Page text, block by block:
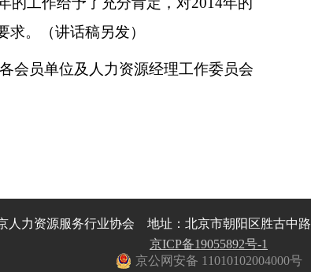
。（讲话稿另发）
会员单位及人力资源经理工作委员会
人力资源服务行业协会 地址：北京市朝阳区胜古中
京ICP备19055892号-1
京公网安备 11010102004000号